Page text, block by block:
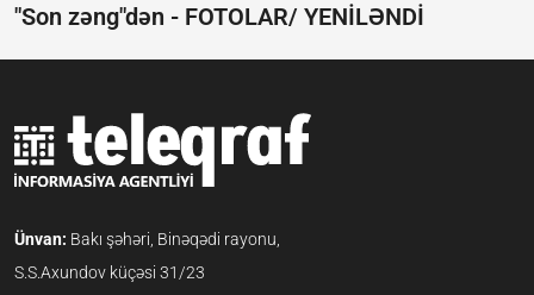
"Son zəng"dən - FOTOLAR/ YENİLƏNDİ
Ünvan: Bakı şəhəri, Binəqədi rayonu,
S.S.Axundov küçəsi 31/23